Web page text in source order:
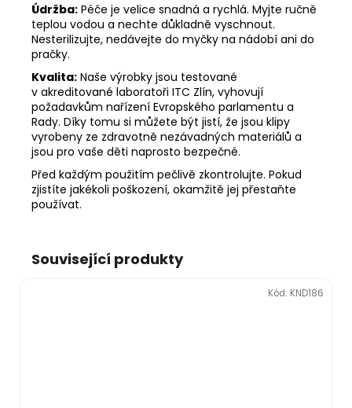
Údržba: Péče je velice snadná a rychlá. Myjte ručně
teplou vodou a nechte důkladně vyschnout.
Nesterilizujte, nedávejte do myčky na nádobí ani do
pračky.
Kvalita: Naše výrobky jsou testované
v akreditované laboratoři ITC Zlín, vyhovují
požadavkům nařízení Evropského parlamentu a
Rady. Díky tomu si můžete být jistí, že jsou klipy
vyrobeny ze zdravotně nezávadných materiálů a
jsou pro vaše děti naprosto bezpečné.
Před každým použitím pečlivě zkontrolujte. Pokud
zjistíte jakékoli poškození, okamžitě jej přestaňte
používat.
Související produkty
Kód: KND186